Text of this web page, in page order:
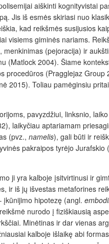
aiškinti kognityvistai
Jis iš esmės skiriasi nuo
kad reikšmės susijusios
giminės nariams.
(pejoracija) ir
2004). Šiame
(Pragglejaz
2015). Toliau pamėginsiu
pavyzdžiui, linksnio,
laikyčiau aptariamam
(pvz., namelis), gali būti ir
pakraipos tyrėjo
ji yra kalboje įsitvirtinusi ir
ir iš jų išvestas metaforines
įkūnijimo hipotezę (angl.
nurodo į fiziškiausią
Minėtinas ir dar vienas
kalboje išlaikę abi